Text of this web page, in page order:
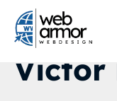
Victor